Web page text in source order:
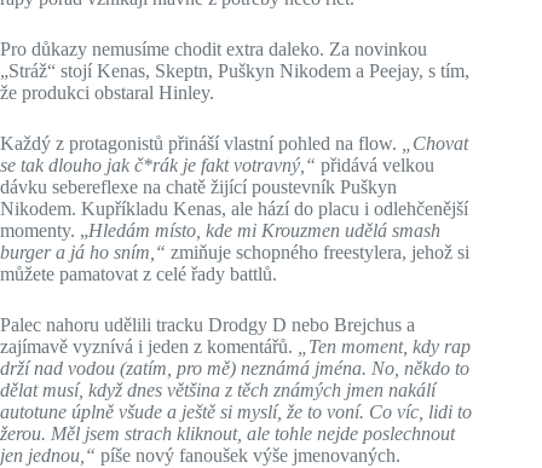
Pro důkazy nemusíme chodit extra daleko. Za novinkou
„Stráž“ stojí Kenas, Skeptn, Puškyn Nikodem a Peejay, s tím,
že produkci obstaral Hinley.
Každý z protagonistů přináší vlastní pohled na flow.
„Chovat
se tak dlouho jak č*rák je fakt votravný,“ přidává velkou
dávku sebereflexe na chatě žijící poustevník Puškyn
Nikodem. Kupříkladu Kenas, ale hází do placu i odlehčenější
momenty. „Hledám místo, kde mi Krouzmen udělá smash
burger a já ho sním,“ zmiňuje schopného freestylera, jehož si
můžete pamatovat z celé řady battlů.
Palec nahoru udělili tracku Drodgy D nebo Brejchus a
zajímavě vyznívá i jeden z komentářů.
„Ten moment, kdy rap
drží nad vodou (zatím, pro mě) neznámá jména. No, někdo to
dělat musí, když dnes většina z těch známých jmen nakálí
autotune úplně všude a ještě si myslí, že to voní. Co víc, lidi to
žerou. Měl jsem strach kliknout, ale tohle nejde poslechnout
jen jednou,“ píše nový fanoušek výše jmenovaných.